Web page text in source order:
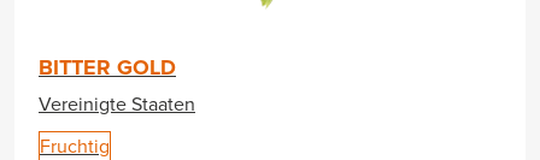
BITTER GOLD
Vereinigte Staaten
Fruchtig